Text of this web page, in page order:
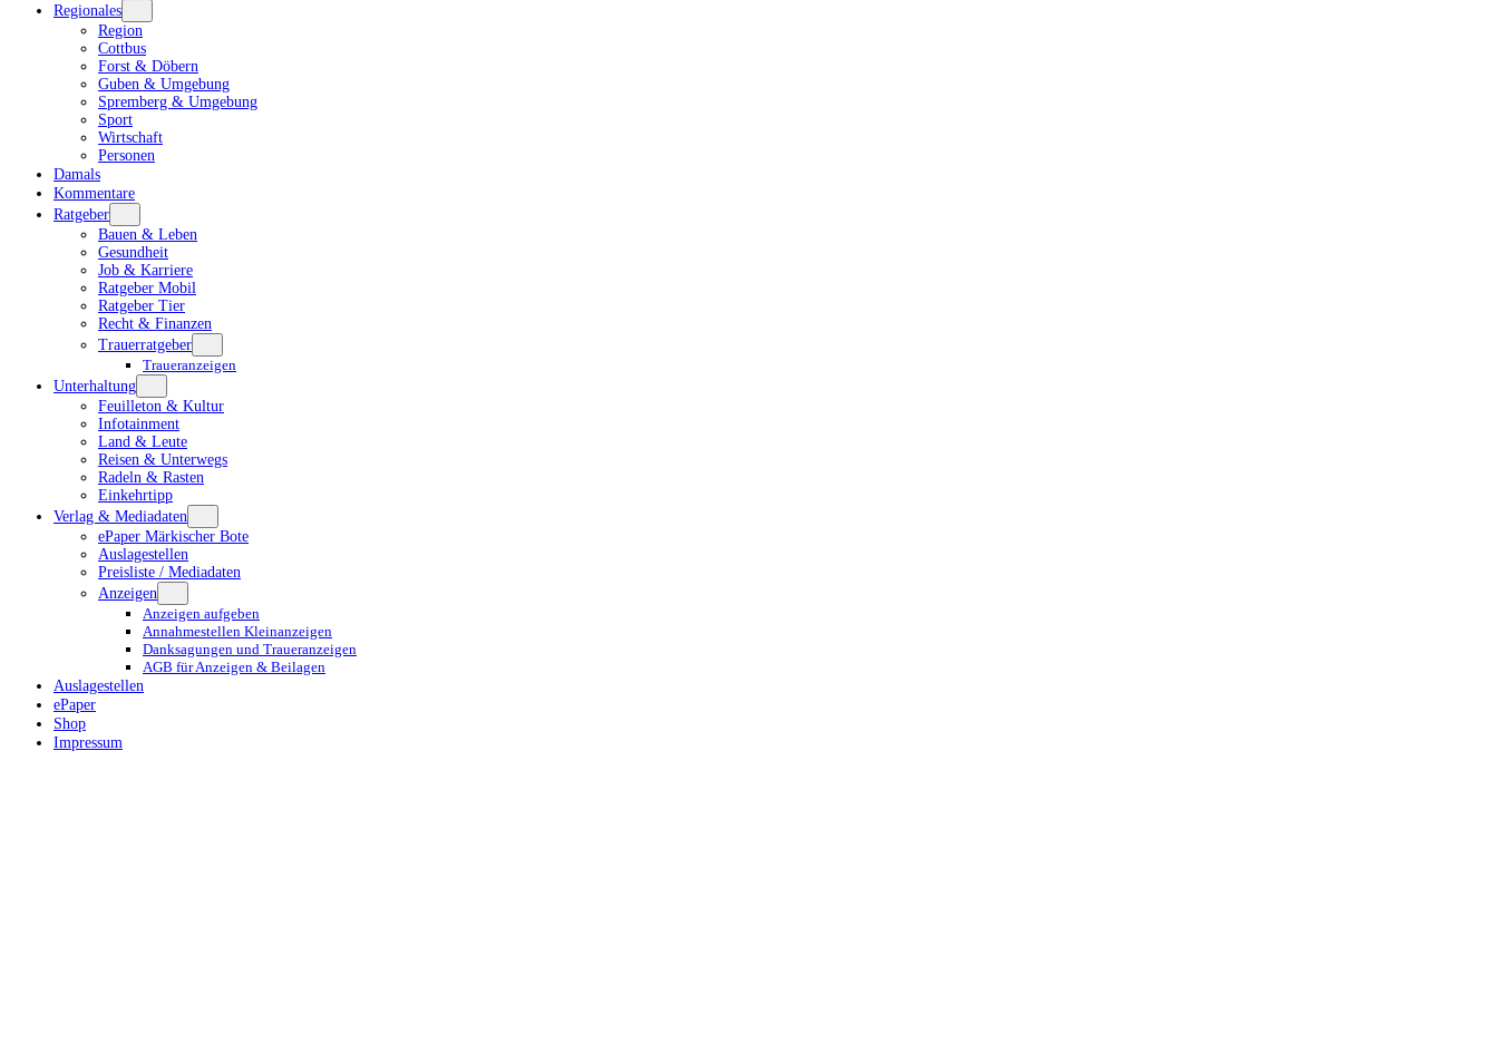
Regionales
Region
Cottbus
Forst & Döbern
Guben & Umgebung
Spremberg & Umgebung
Sport
Wirtschaft
Personen
Damals
Kommentare
Ratgeber
Bauen & Leben
Gesundheit
Job & Karriere
Ratgeber Mobil
Ratgeber Tier
Recht & Finanzen
Trauerratgeber
Traueranzeigen
Unterhaltung
Feuilleton & Kultur
Infotainment
Land & Leute
Reisen & Unterwegs
Radeln & Rasten
Einkehrtipp
Verlag & Mediadaten
ePaper Märkischer Bote
Auslagestellen
Preisliste / Mediadaten
Anzeigen
Anzeigen aufgeben
Annahmestellen Kleinanzeigen
Danksagungen und Traueranzeigen
AGB für Anzeigen & Beilagen
Auslagestellen
ePaper
Shop
Impressum